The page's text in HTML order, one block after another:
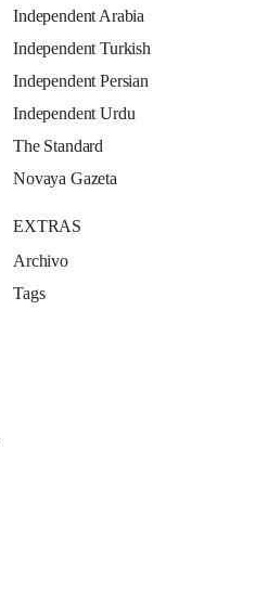
Independent Arabia
Independent Turkish
Independent Persian
Independent Urdu
The Standard
Novaya Gazeta
EXTRAS
Archivo
Tags